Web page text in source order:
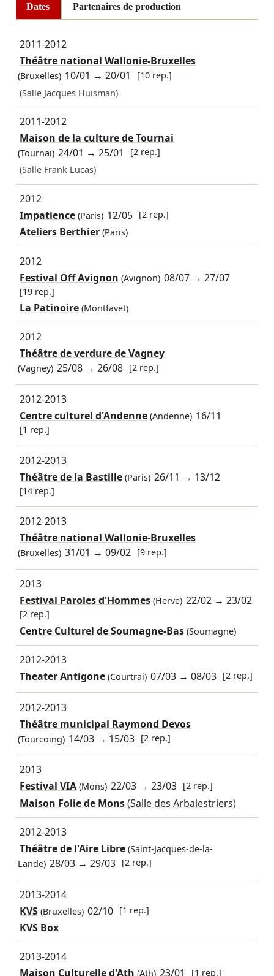
Dates Partenaires de production
2011-2012
Théâtre national Wallonie-Bruxelles
(Bruxelles) 10/01 →20/01
[10 rep.]
(Salle Jacques Huisman)
2011-2012
Maison de la culture de Tournai
(Tournai) 24/01 →25/01
[2 rep.]
(Salle Frank Lucas)
2012
Impatience(Paris) 12/05 [2 rep.]
Ateliers Berthier (Paris)
2012
Festival Off Avignon (Avignon) 08/07 →27/07
[19 rep.]
La Patinoire (Montfavet)
2012
Théâtre de verdure de Vagney
(Vagney) 25/08 →26/08 [2 rep.]
2012-2013
Centre culturel d'Andenne(Andenne) 16/11
[1 rep.]
2012-2013
Théâtre de la Bastille(Paris) 26/11 → 13/12
[14 rep.]
2012-2013
Théâtre national Wallonie-Bruxelles
(Bruxelles) 31/01 →09/02 [9 rep.]
2013
Festival Paroles d'Hommes(Herve) 22/02 →23/02
[2 rep.]
Centre Culturel de Soumagne-Bas (Soumagne)
2012-2013
Theater Antigone(Courtrai) 07/03 →08/03 [2 rep.]
2012-2013
Théâtre municipal Raymond Devos
(Tourcoing) 14/03 → 15/03 [2 rep.]
2013
Festival VIA(Mons) 22/03 →23/03 [2 rep.]
Maison Folie de Mons(Salle des Arbalestriers)
2012-2013
Théâtre de l'Aire Libre(Saint-Jacques-de-la-
Lande) 28/03 →29/03 [2 rep.]
2013-2014
KVS(Bruxelles) 02/10 [1 rep.]
KVS Box
2013-2014
(Ath) [1 rep.]